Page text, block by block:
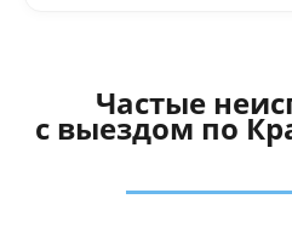
Частые
с выездом по